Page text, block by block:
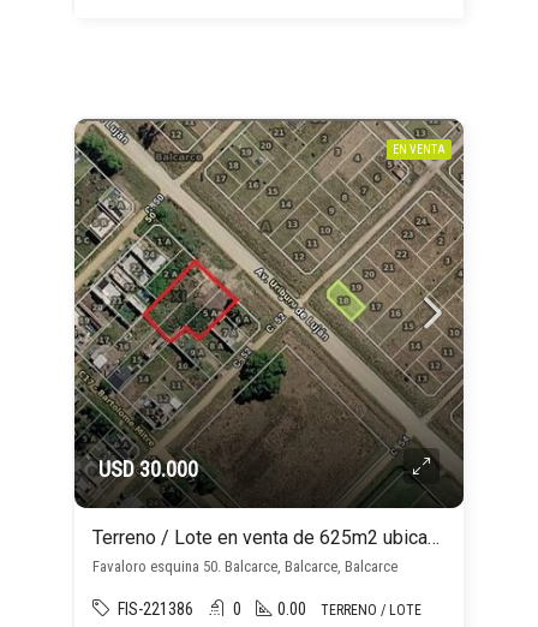
EN VENTA
USD 30.000
Terreno / Lote en venta de 625m2 ubicado en Balcarce
Favaloro esquina 50. Balcarce, Balcarce, Balcarce
FIS-221386 0 0.00 TERRENO / LOTE